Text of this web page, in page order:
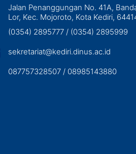
Jalan Penanggungan No. 41A,
Lor, Kec. Mojoroto, Kota Kediri,
(0354) 2895777 / (0354) 2895999
sekretariat@kediri.dinus.ac.id
087757328507 / 08985143880